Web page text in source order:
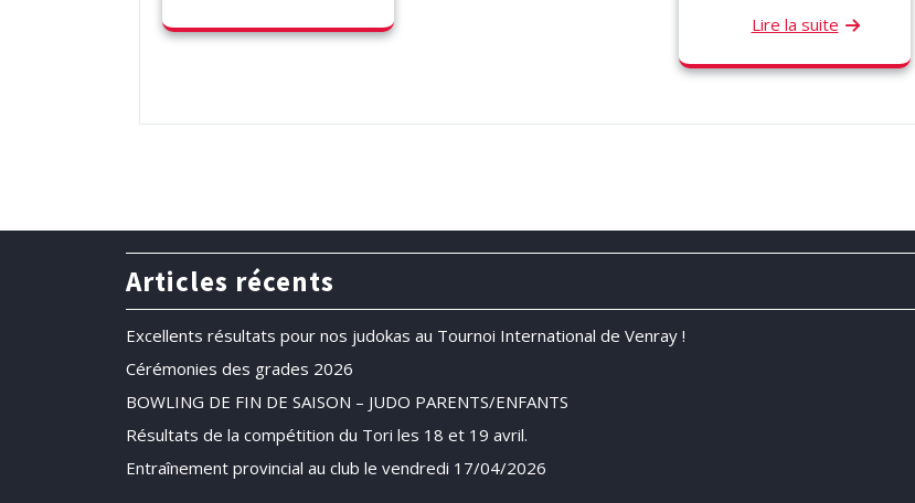
Lire la suite
Articles récents
Excellents résultats pour nos judokas au Tournoi International de Venray !
Cérémonies des grades 2026
BOWLING DE FIN DE SAISON – JUDO PARENTS/ENFANTS
Résultats de la compétition du Tori les 18 et 19 avril.
Entraînement provincial au club le vendredi 17/04/2026